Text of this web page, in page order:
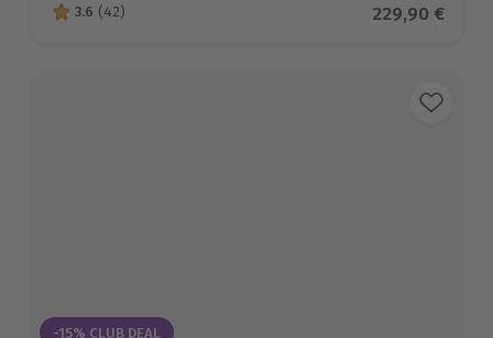
3.6 von 5 Sternen basierend auf 42 Bewertungen
3.6 (42) Aktueller
229,90 €
-15% CLUB DEAL